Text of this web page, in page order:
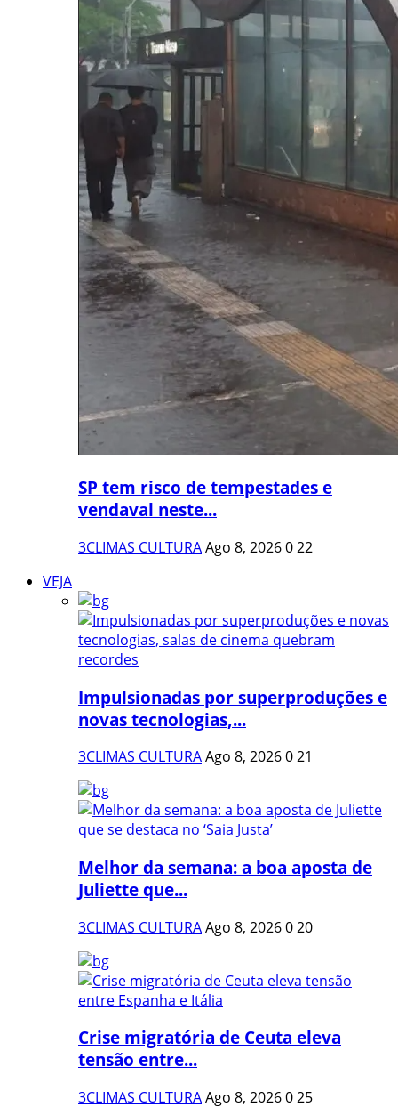
SP tem risco de tempestades e
vendaval neste...
3CLIMAS CULTURAAgo 8, 2026022
VEJA
Impulsionadas por superproduções e
novas tecnologias,...
3CLIMAS CULTURAAgo 8, 2026021
Melhor da semana: a boa aposta de
Juliette que...
3CLIMAS CULTURAAgo 8, 2026020
Crise migratória de Ceuta eleva
tensão entre...
3CLIMAS CULTURAAgo 8, 2026025